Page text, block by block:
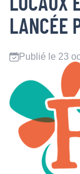
LANCÉE
Publié le 23